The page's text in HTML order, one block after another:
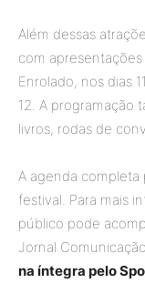
Além dessas
com
Enrolado, nos dias
12. A programação
livros, rodas de
A agenda
festival. Para mais
público pode
Jornal
na íntegra pelo